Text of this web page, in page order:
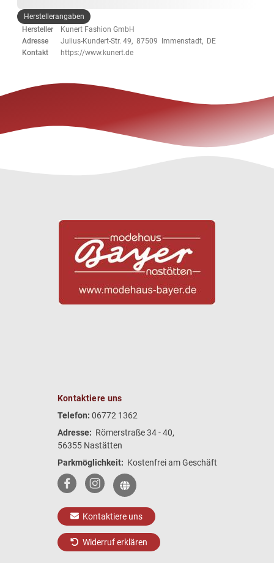
Herstellerangaben
Hersteller
Kunert Fashion GmbH
Adresse
Julius-Kundert-Str. 49, 87509 Immenstadt, DE
Kontakt
https://www.kunert.de
Kontaktiere uns
Telefon: 06772 1362
Adresse: Römerstraße 34 - 40,
56355 Nastätten
Parkmöglichkeit: Kostenfrei am Geschäft
Kontaktiere uns
Widerruf erklären